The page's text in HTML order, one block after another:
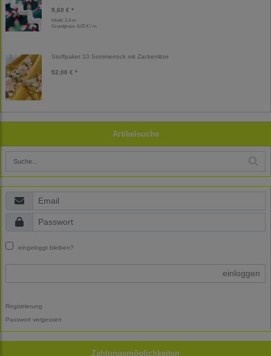
9,60 € *
Inhalt: 2,4 m
Grundpreis: 4,00 € / m
Stoffpaket 10 Sommerrock mit Zackenlitze
52,00 € *
Artikelsuche
eingeloggt bleiben?
einloggen
Registrierung
Passwort vergessen
Zahlungsmöglichkeiten